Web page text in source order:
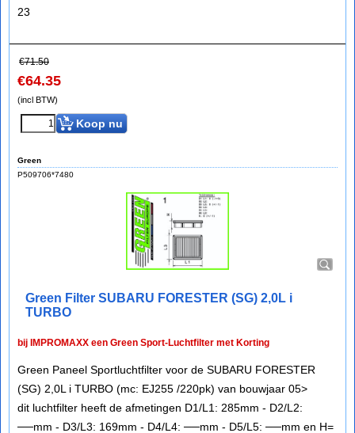
23
€71.50
€64.35
(incl BTW)
Koop nu
Green
P509706*7480
Green Filter SUBARU FORESTER (SG) 2,0L i
TURBO
bij IMPROMAXX een Green Sport-Luchtfilter met Korting
Green Paneel Sportluchtfilter voor de SUBARU FORESTER
(SG) 2,0L i TURBO (mc: EJ255 /220pk) van bouwjaar 05>
dit luchtfilter heeft de afmetingen D1/L1: 285mm - D2/L2:
──mm - D3/L3: 169mm - D4/L4: ──mm - D5/L5: ──mm en H=